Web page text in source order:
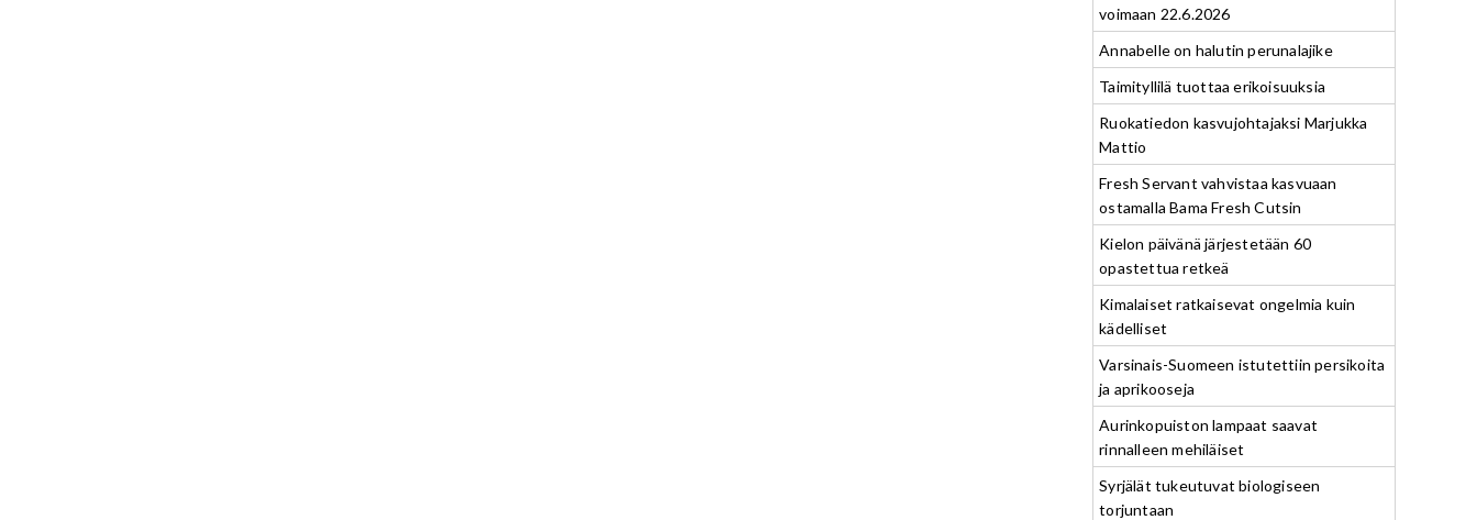
voimaan 22.6.2026
Annabelle on halutin perunalajike
Taimityllilä tuottaa erikoisuuksia
Ruokatiedon kasvujohtajaksi Marjukka
Mattio
Fresh Servant vahvistaa kasvuaan
ostamalla Bama Fresh Cutsin
Kielon päivänä järjestetään 60
opastettua retkeä
Kimalaiset ratkaisevat ongelmia kuin
kädelliset
Varsinais-Suomeen istutettiin persikoita
ja aprikooseja
Aurinkopuiston lampaat saavat
rinnalleen mehiläiset
Syrjälät tukeutuvat biologiseen
torjuntaan